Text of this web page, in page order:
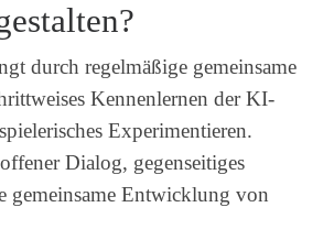
durch regelmäßige gemeinsame
Kennenlernen der KI-
Experimentieren.
Dialog, gegenseitiges
gemeinsame Entwicklung von